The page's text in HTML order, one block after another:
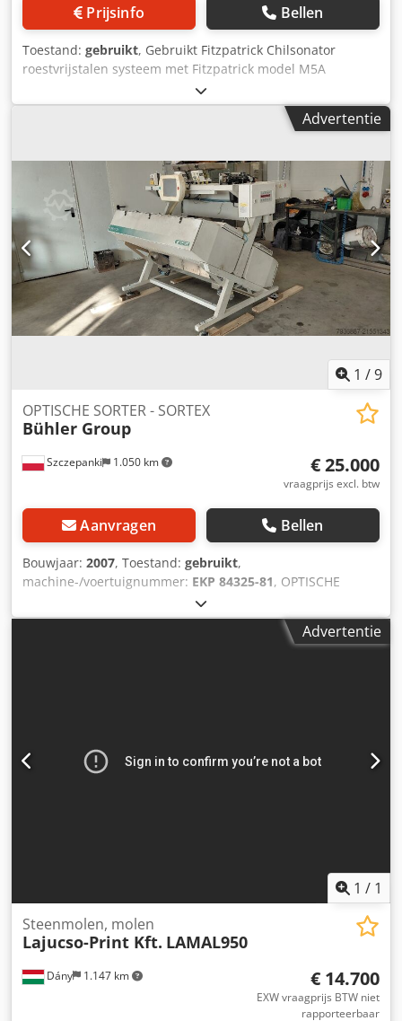
Prijsinfo Bellen
Toestand: gebruikt, Gebruikt Fitzpatrick Chilsonator
roestvrijstalen systeem met Fitzpatrick model M5A
comminutor. - Fabrikant: Fitzpatrick - Model: L89 -
Materiaal: Productcontactdelen van roestvrij staal AISI 316
- Doseersysteem: Horizontale en verticale schroef -
Luchthydraulisch boostersysteem (ENERPACK BOOSTER)
Fitzpatrick Fitzmill - Model: M5A Codoxd Alnjpfx Abksrf -
Materiaal: Productcontactdelen van roestvrij staal AISI 316
- Rotortoerental: 1000 - 3000 tpm - Aandrijving: 3 PK
Inclusief: bedieningspaneel.
Advertentie
1 /9
Szczepanki 1.050 km
OPTISCHE SORTER - SORTEX
Bühler Group
€ 25.000
vraagprijs excl. btw
Aanvragen Bellen
Bouwjaar: 2007, Toestand: gebruikt,
machine-/voertuignummer: EKP 84325-81, OPTISCHE
SORTER VOOR VERWIJDEREN VAN VERONTREINIGINGEN -
SORTEX van Bühler Type: MEAF DevCtrl Bouwjaar: 2007
Geavanceerde optische machine voor het automatisch
Advertentie
1 / 1
Dány 1.147 km
Steenmolen, molen
Lajucso-Print Kft. LAMAL950
€ 14.700
EXW vraagprijs BTW niet
rapporteerbaar